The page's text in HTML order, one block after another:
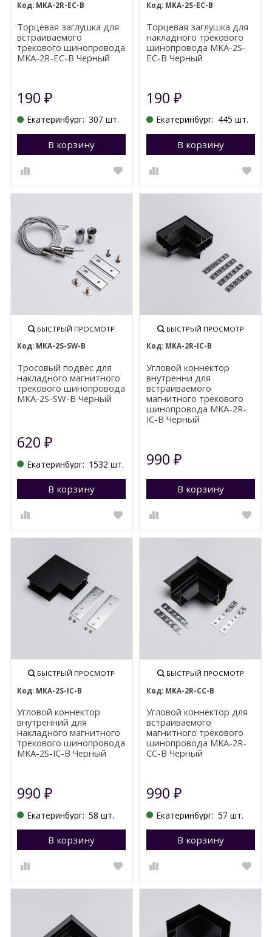
MKA-2R-EC-B
Торцевая заглушка для
встраиваемого
трекового шинопровода
MKA-2R-EC-B Черный
190₽
Екатеринбург: 307 шт.
В корзину Перейти в корзину
MKA-2S-EC-B
Торцевая заглушка для
накладного трекового
шинопровода MKA-2S-
EC-B Черный
190 ₽
Екатеринбург: 445 шт.
В корзину
БЫСТРЫЙ ПРОСМОТР
MKA-2S-SW-B
Тросовый подвес для
накладного магнитного
трекового шинопровода
MKA-2S-SW-B Черный
620₽
Екатеринбург: 1532 шт.
В корзину Перейти в корзину
БЫСТРЫЙ ПРОСМОТР
MKA-2R-IC-B
Угловой коннектор
внутренни для
встраиваемого
магнитного трекового
шинопровода MKA-2R-
IC-B Черный
990 ₽
В корзину
БЫСТРЫЙ ПРОСМОТР
MKA-2S-IC-B
Угловой коннектор
внутренний для
накладного магнитного
трекового шинопровода
MKA-2S-IC-B Черный
990₽
Екатеринбург: 58 шт.
В корзину Перейти в корзину
БЫСТРЫЙ ПРОСМОТР
MKA-2R-CC-B
Угловой коннектор для
встраиваемого
магнитного трекового
шинопровода MKA-2R-
CC-B Черный
990 ₽
Екатеринбург: 57 шт.
В корзину